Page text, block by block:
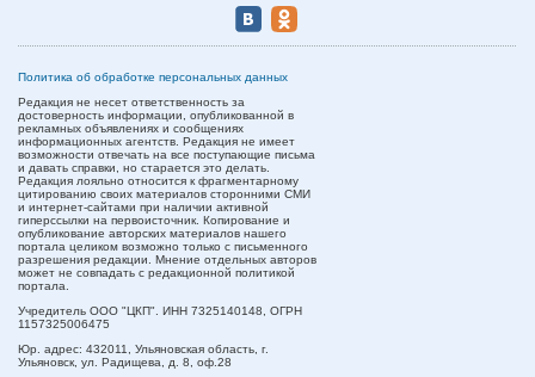
Политика об обработке персональных данных
Редакция не несет ответственность за
достоверность информации, опубликованной в
рекламных объявлениях и сообщениях
информационных агентств. Редакция не имеет
возможности отвечать на все поступающие письма
и давать справки, но старается это делать.
Редакция лояльно относится к фрагментарному
цитированию своих материалов сторонними СМИ
и интернет-сайтами при наличии активной
гиперссылки на первоисточник. Копирование и
опубликование авторских материалов нашего
портала целиком возможно только с письменного
разрешения редакции. Мнение отдельных авторов
может не совпадать с редакционной политикой
портала.
Учредитель ООО "ЦКП". ИНН 7325140148, ОГРН
1157325006475
Юр. адрес: 432011, Ульяновская область, г.
Ульяновск, ул. Радищева, д. 8, оф.28